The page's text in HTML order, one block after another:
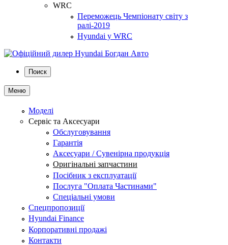
WRC
Переможець Чемпіонату світу з
ралі-2019
Hyundai у WRC
Поиск
Меню
Моделі
Сервіс та Аксесуари
Обслуговування
Гарантія
Аксесуари / Сувенірна продукція
Оригінальні запчастини
Посібник з експлуатації
Послуга "Оплата Частинами"
Спеціальні умови
Спецпропозиції
Hyundai Finance
Корпоративні продажі
Контакти